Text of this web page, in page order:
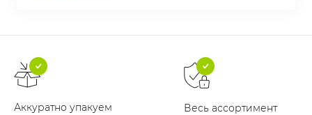
Аккуратно упакуем
Весь ассортимент